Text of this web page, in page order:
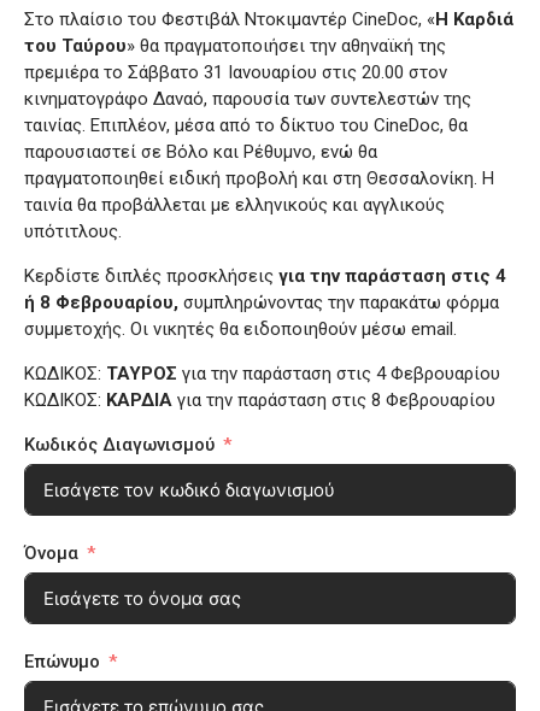
Στο πλαίσιο του Φεστιβάλ Ντοκιμαντέρ CineDoc, «Η Καρδιά
του Ταύρου» θα πραγματοποιήσει την αθηναϊκή της
πρεμιέρα το Σάββατο 31 Ιανουαρίου στις 20.00 στον
κινηματογράφο Δαναό, παρουσία των συντελεστών της
ταινίας. Επιπλέον, μέσα από το δίκτυο του CineDoc, θα
παρουσιαστεί σε Βόλο και Ρέθυμνο, ενώ θα
πραγματοποιηθεί ειδική προβολή και στη Θεσσαλονίκη. Η
ταινία θα προβάλλεται με ελληνικούς και αγγλικούς
υπότιτλους.
Κερδίστε διπλές προσκλήσεις για την παράσταση στις 4
ή 8 Φεβρουαρίου, συμπληρώνοντας την παρακάτω φόρμα
συμμετοχής. Oι νικητές θα ειδοποιηθούν μέσω email.
ΚΩΔΙΚΟΣ: ΤΑΥΡΟΣ για την παράσταση στις 4 Φεβρουαρίου
ΚΩΔΙΚΟΣ: ΚΑΡΔΙΑ για την παράσταση στις 8 Φεβρουαρίου
Κωδικός Διαγωνισμού
Όνομα
Επώνυμο